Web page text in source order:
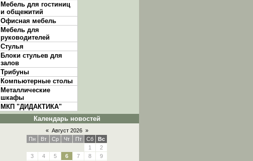
Мебель для гостиниц
и общежитий
Офисная мебель
Мебель для
руководителей
Стулья
Блоки стульев для
залов
Трибуны
Компьютерные столы
Металлические
шкафы
МКП "ДИДАКТИКА"
Календарь новостей
« Август 2026 »
Пн
Вт Ср Чт Пт Сб
Вс
1
2
3
4 5 6 7 8
9